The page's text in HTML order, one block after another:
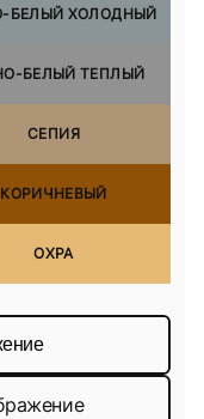
БЕЛЫЙ ХОЛОДНЫЙ
БЕЛЫЙ ТЕПЛЫЙ
СЕПИЯ
КОРИЧНЕВЫЙ
ОХРА